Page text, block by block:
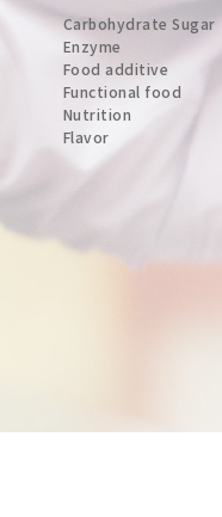
Carbohydrate Sugar
Enzyme
Food additive
Functional food
Nutrition
Flavor